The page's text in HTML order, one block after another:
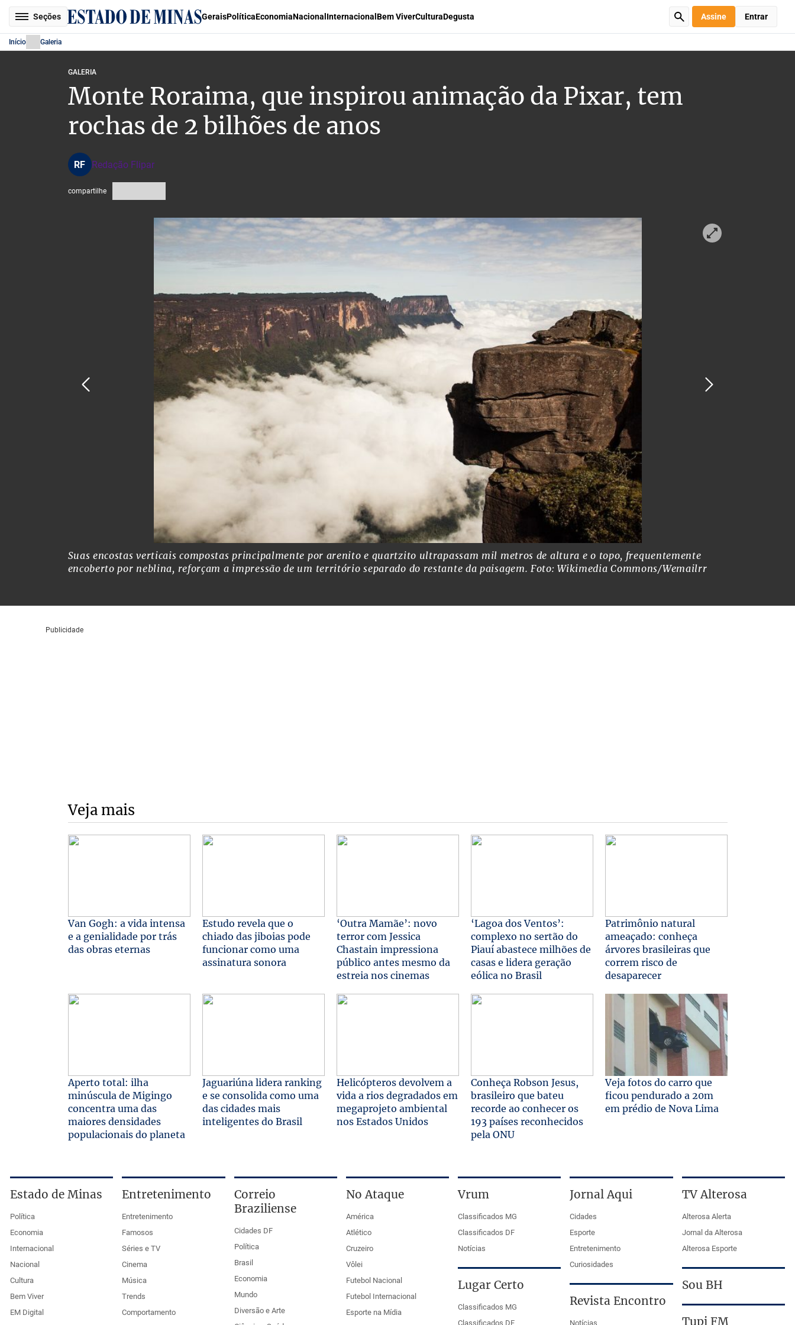
Seções GeraisPolíticaEconomiaNacional Internacional Bem ViverCulturaDegusta Assine Entrar
Início Galeria
GALERIA
Monte Roraima, que inspirou animação da Pixar, tem
rochas de 2 bilhões de anos
RF Redação Flipar
compartilhe
Suas encostas verticais compostas principalmente por arenito e quartzito ultrapassam mil metros de altura e o topo, frequentemente
encoberto por neblina, reforçam a impressão de um território separado do restante da paisagem.Foto: Wikimedia Commons/Wemailrr
Veja mais
Van Gogh: a vida intensa
e a genialidade por trás
das obras eternas
Estudo revela que o
chiado das jiboias pode
funcionar como uma
assinatura sonora
‘Outra Mamãe’: novo
terror com Jessica
Chastain impressiona
público antes mesmo da
estreia nos cinemas
‘Lagoa dos Ventos’:
complexo no sertão do
Piauí abastece milhões de
casas e lidera geração
eólica no Brasil
Patrimônio natural
ameaçado: conheça
árvores brasileiras que
correm risco de
desaparecer
Aperto total: ilha
minúscula de Migingo
concentra uma das
maiores densidades
populacionais do planeta
Jaguariúna lidera ranking
e se consolida como uma
das cidades mais
inteligentes do Brasil
Helicópteros devolvem a
vida a rios degradados em
megaprojeto ambiental
nos Estados Unidos
Conheça Robson Jesus,
brasileiro que bateu
recorde ao conhecer os
193 países reconhecidos
pela ONU
Veja fotos do carro que
ficou pendurado a 20m
em prédio de Nova Lima
Estado de Minas
Política
Economia
Internacional
Nacional
Cultura
Bem Viver
EM Digital
Entretenimento
Entretenimento
Famosos
Séries e TV
Cinema
Música
Trends
Comportamento
Correio
Braziliense
Cidades DF
Política
Brasil
Economia
Mundo
Diversão e Arte
No Ataque
América
Atlético
Cruzeiro
Vôlei
Futebol Nacional
Futebol Internacional
Esporte na Mídia
Vrum
Classificados MG
Classificados DF
Notícias
Lugar Certo
Classificados MG
Classificados DF
Jornal Aqui
Cidades
Esporte
Entretenimento
Curiosidades
Revista Encontro
Notícias
TV Alterosa
Alterosa Alerta
Jornal da Alterosa
Alterosa Esporte
Sou BH
Tupi FM